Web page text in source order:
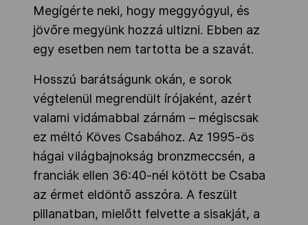
Megígérte neki, hogy meggyógyul, és
jövőre megyünk hozzá ultizni. Ebben az
egy esetben nem tartotta be a szavát.
Hosszú barátságunk okán, e sorok
végtelenül megrendült írójaként, azért
valami vidámabbal zárnám – mégiscsak
ez méltó Köves Csabához. Az 1995-ös
hágai világbajnokság bronzmeccsén, a
franciák ellen 36:40-nél kötött be Csaba
az érmet eldöntő asszóra. A feszült
pillanatban, mielőtt felvette a sisakját, a